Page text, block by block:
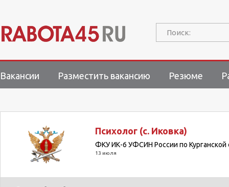
Поиск:
Вакансии Разместить вакансию Резюме
Психолог (с. Иковка)
ФКУ ИК-6 УФСИН России по Курганской
13 июля